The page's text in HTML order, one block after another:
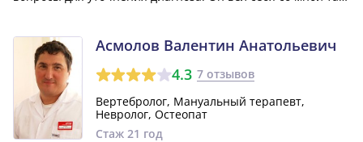
лечение окажется дейс...»Асмолов Валентин Анатольевич
4.3 7 отзывов
Вертебролог, Мануальный терапевт,
Невролог, Остеопат
Стаж 21 год